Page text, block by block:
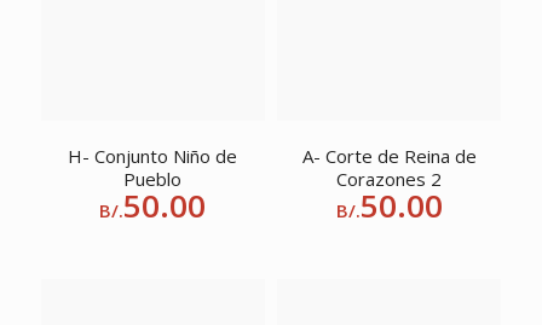
H- Conjunto Niño de
Pueblo
B/.50.00
A- Corte de Reina de
Corazones 2
B/.50.00